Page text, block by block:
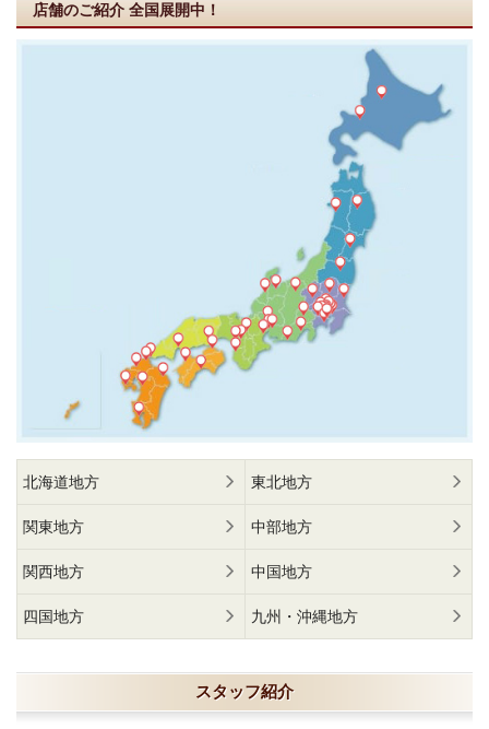
店舗のご紹介 全国展開中！
北海道地方 東北地方
関東地方 中部地方
関西地方 中国地方
四国地方 九州・沖縄地方
スタッフ紹介